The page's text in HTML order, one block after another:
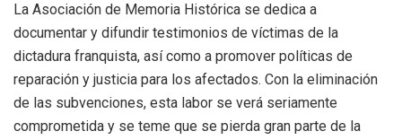
La Asociación de Memoria Histórica se dedica a
documentar y difundir testimonios de víctimas de la
dictadura franquista, así como a promover políticas de
reparación y justicia para los afectados. Con la eliminación
de las subvenciones, esta labor se verá seriamente
comprometida y se teme que se pierda gran parte de la